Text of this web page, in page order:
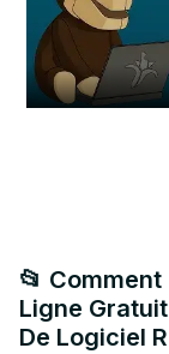
📂
Ligne
De Logiciel